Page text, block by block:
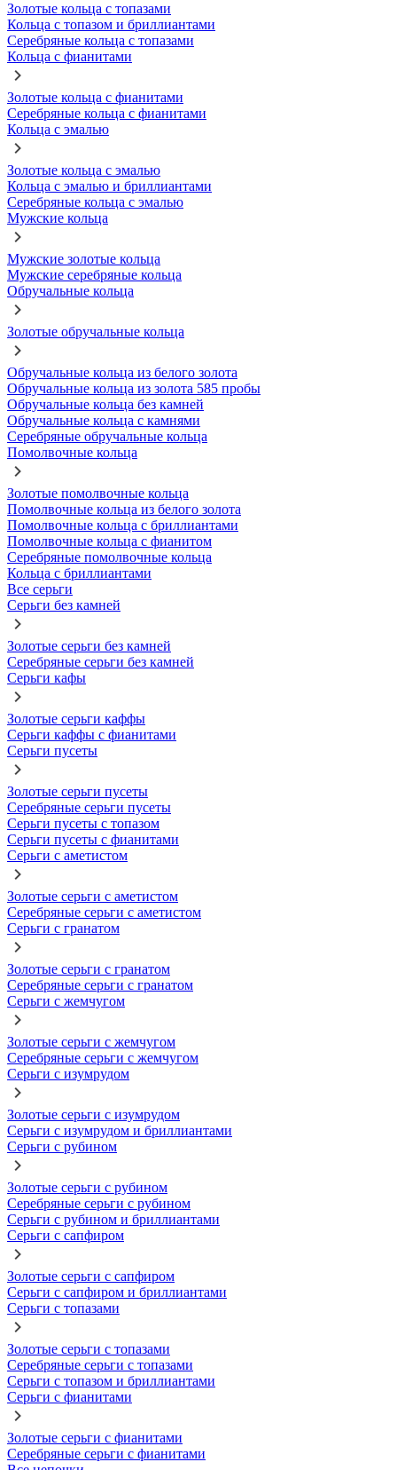
Золотые кольца с топазами
Кольца с топазом и бриллиантами
Серебряные кольца с топазами
Кольца с фианитами
Золотые кольца с фианитами
Серебряные кольца с фианитами
Кольца с эмалью
Золотые кольца с эмалью
Кольца с эмалью и бриллиантами
Серебряные кольца с эмалью
Мужские кольца
Мужские золотые кольца
Мужские серебряные кольца
Обручальные кольца
Золотые обручальные кольца
Обручальные кольца из белого золота
Обручальные кольца из золота 585 пробы
Обручальные кольца без камней
Обручальные кольца с камнями
Серебряные обручальные кольца
Помолвочные кольца
Золотые помолвочные кольца
Помолвочные кольца из белого золота
Помолвочные кольца с бриллиантами
Помолвочные кольца с фианитом
Серебряные помолвочные кольца
Кольца с бриллиантами
Все серьги
Серьги без камней
Золотые серьги без камней
Серебряные серьги без камней
Серьги кафы
Золотые серьги каффы
Серьги каффы с фианитами
Серьги пусеты
Золотые серьги пусеты
Серебряные серьги пусеты
Серьги пусеты с топазом
Серьги пусеты с фианитами
Серьги с аметистом
Золотые серьги с аметистом
Серебряные серьги с аметистом
Серьги с гранатом
Золотые серьги с гранатом
Серебряные серьги с гранатом
Серьги с жемчугом
Золотые серьги с жемчугом
Серебряные серьги с жемчугом
Серьги с изумрудом
Золотые серьги с изумрудом
Серьги с изумрудом и бриллиантами
Серьги с рубином
Золотые серьги с рубином
Серебряные серьги с рубином
Серьги с рубином и бриллиантами
Серьги с сапфиром
Золотые серьги с сапфиром
Серьги с сапфиром и бриллиантами
Серьги с топазами
Золотые серьги с топазами
Серебряные серьги с топазами
Серьги с топазом и бриллиантами
Серьги с фианитами
Золотые серьги с фианитами
Серебряные серьги с фианитами